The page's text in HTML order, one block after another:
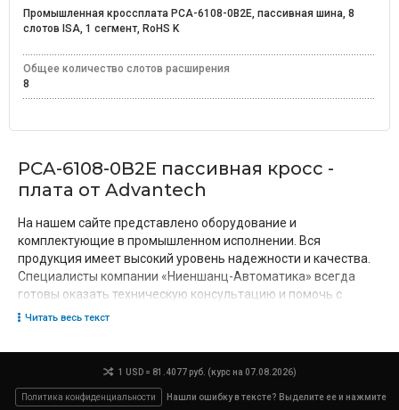
Промышленная кроссплата PCA-6108-0B2E, пассивная шина, 8
слотов ISA, 1 сегмент, RoHS K
Общее количество слотов расширения
8
PCA-6108-0B2E пассивная кросс -
плата от Advantech
На нашем сайте представлено оборудование и
комплектующие в промышленном исполнении. Вся
продукция имеет высокий уровень надежности и качества.
Специалисты компании «Ниеншанц-Автоматика» всегда
готовы оказать техническую консультацию и помочь с
выбором необходимого оборудования.
Особенности промышленных кросс-
Промышленные платы – это основа любого промышленного
Читать весь текст
1 USD = 81.4077 руб. (курс на 07.08.2026)
Политика конфиденциальности Нашли ошибку в тексте? Выделите ее и нажмите